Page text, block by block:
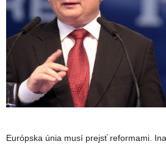
Európska únia musí prejsť reformami.